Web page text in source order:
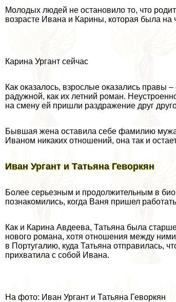
Молодых людей не остановило то, что
возрасте Ивана и Карины, которая была на
Карина Ургант сейчас
Как оказалось, взрослые оказались правы
радужной, как их летний роман.
на смену ей пришли раздражение друг
Бывшая жена оставила себе фамилию
Иваном никаких отношений, она так и
Иван Ургант и Татьяна Геворкян
Более серьезным и продолжительным в
познакомились, когда Ваня пришел
Как и Карина Авдеева, Татьяна была
нового романа, хотя отношения между
в Португалию, куда Татьяна отправилась,
прихватила с собой Ивана.
На фото: Иван Ургант и Татьяна Геворкян